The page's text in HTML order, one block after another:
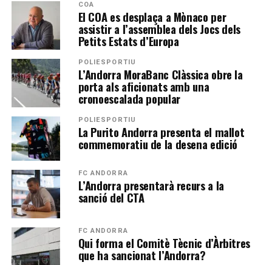
COA
El COA es desplaça a Mònaco per
assistir a l’assemblea dels Jocs dels
Petits Estats d’Europa
POLIESPORTIU
L’Andorra MoraBanc Clàssica obre la
porta als aficionats amb una
cronoescalada popular
POLIESPORTIU
La Purito Andorra presenta el mallot
commemoratiu de la desena edició
FC ANDORRA
L’Andorra presentarà recurs a la
sanció del CTA
FC ANDORRA
Qui forma el Comitè Tècnic d’Àrbitres
que ha sancionat l’Andorra?